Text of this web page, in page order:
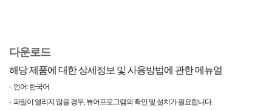
다운로드
해당 제품에 대한 상세정보 및 사용방법에 관한 메뉴얼
-. 언어: 한국어
-. 파일이 열리지 않을 경우, 뷰어프로그램의 확인 및 설치가 필요합니다.